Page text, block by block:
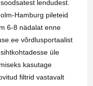
lendudest.
Hamburg pileteid
6-8 nädalat enne
võrdlusportaalist
üle
kasutage
filtrid vastavalt